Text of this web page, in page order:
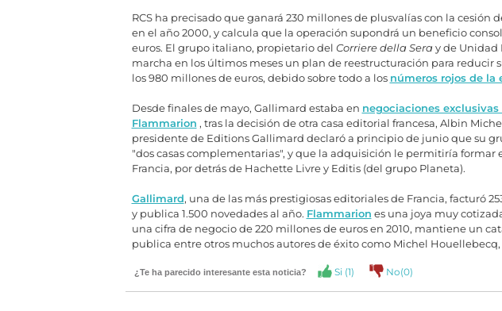
RCS ha precisado que ganará 230 millones de plusvalías con la cesión
en el año 2000, y calcula que la operación supondrá un beneficio
euros. El grupo italiano, propietario del Corriere della Sera y de Unidad
marcha en los últimos meses un plan de reestructuración para reducir
los 980 millones de euros, debido sobre todo a los números rojos de la
Desde finales de mayo, Gallimard estaba en negociaciones exclusivas
Flammarion , tras la decisión de otra casa editorial francesa, Albin
presidente de Editions Gallimard declaró a principio de junio que su
"dos casas complementarias", y que la adquisición le permitiría formar
Francia, por detrás de Hachette Livre y Editis (del grupo Planeta).
Gallimard, una de las más prestigiosas editoriales de Francia, facturó
y publica 1.500 novedades al año. Flammarion es una joya muy
una cifra de negocio de 220 millones de euros en 2010, mantiene un
publica entre otros muchos autores de éxito como Michel
¿Te ha parecido interesante esta noticia? Si (1) No(0)